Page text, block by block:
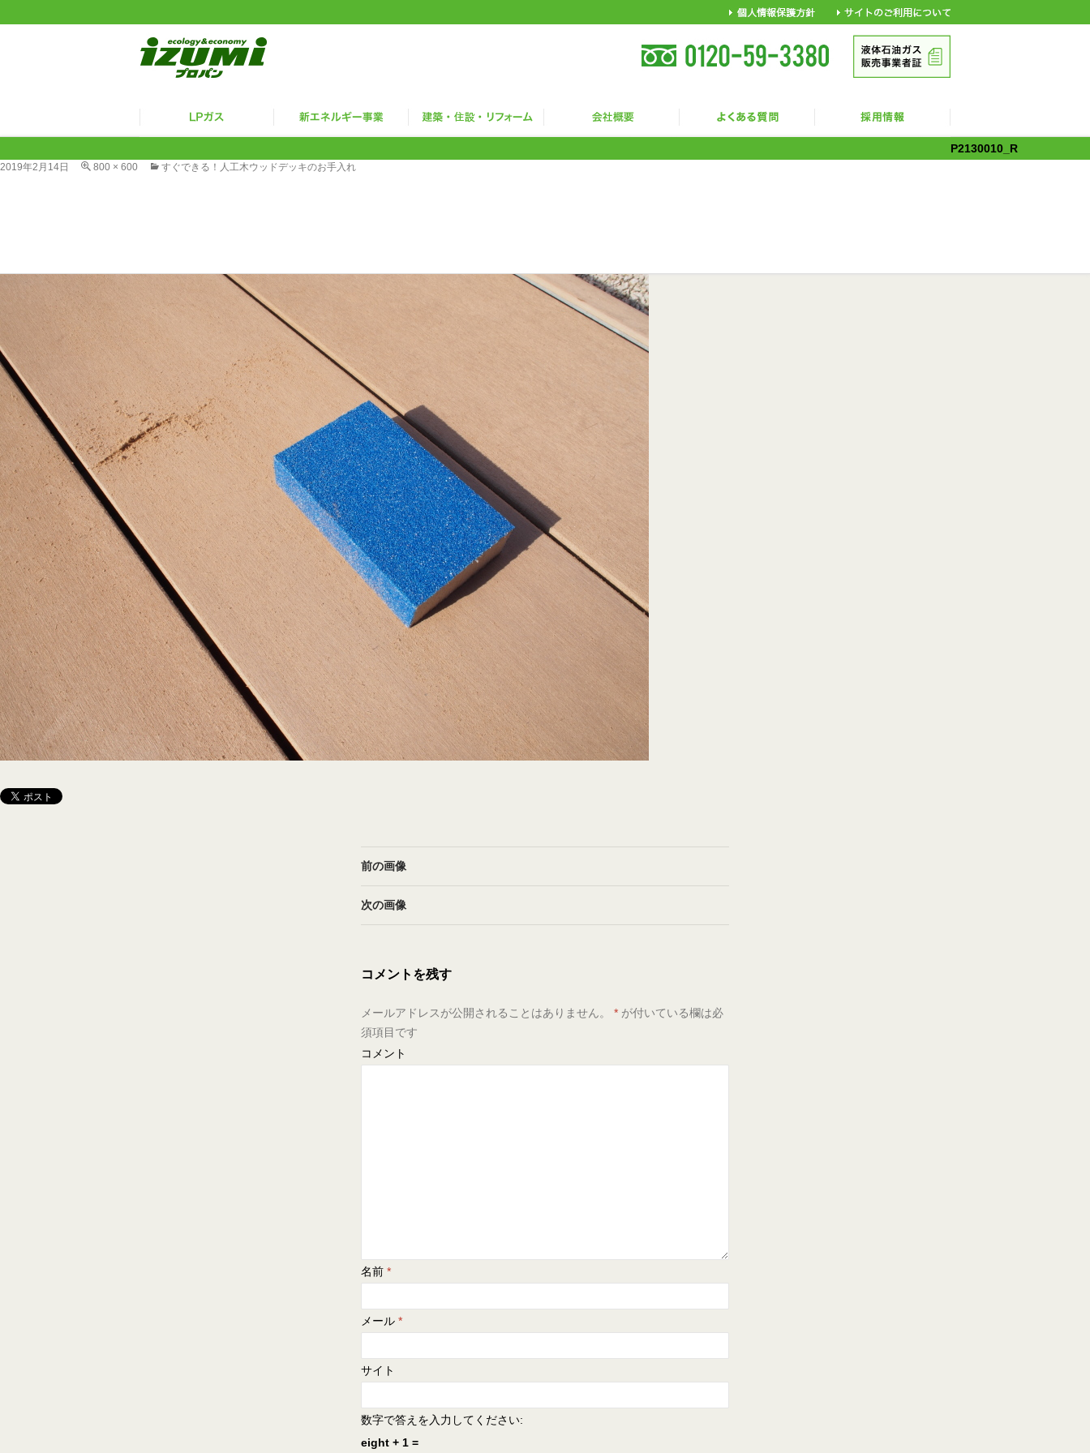
P2130010_R
2019年2月14日 800 × 600 すぐできる！人工木ウッドデッキのお手入れ
前の画像
次の画像
コメントを残す
メールアドレスが公開されることはありません。 * が付いている欄は必
須項目です
コメント
名前 *
メール *
サイト
数字で答えを入力してください:
eight + 1 =